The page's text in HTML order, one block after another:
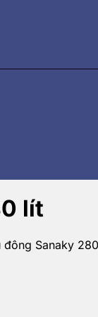
lít
đông Sanaky